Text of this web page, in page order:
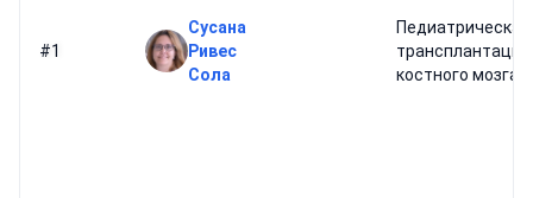
#1
Сусана
Ривес
Сола
Педиатрическая
трансплантация
костного мозга